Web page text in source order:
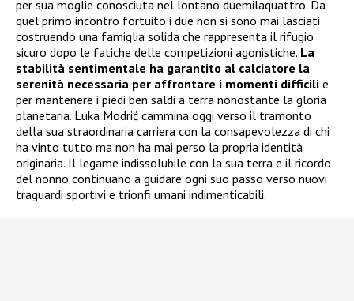
per sua moglie conosciuta nel lontano duemilaquattro. Da
quel primo incontro fortuito i due non si sono mai lasciati
costruendo una famiglia solida che rappresenta il rifugio
sicuro dopo le fatiche delle competizioni agonistiche. La
stabilità sentimentale ha garantito al calciatore la
serenità necessaria per affrontare i momenti difficili e
per mantenere i piedi ben saldi a terra nonostante la gloria
planetaria. Luka Modrić cammina oggi verso il tramonto
della sua straordinaria carriera con la consapevolezza di chi
ha vinto tutto ma non ha mai perso la propria identità
originaria. Il legame indissolubile con la sua terra e il ricordo
del nonno continuano a guidare ogni suo passo verso nuovi
traguardi sportivi e trionfi umani indimenticabili.